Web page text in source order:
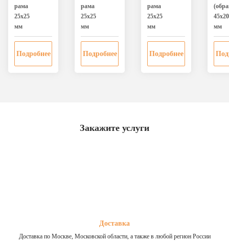
рама
25х25
мм
Подробнее
рама
25х25
мм
Подробнее
рама
25х25
мм
Подробнее
45х20
мм
Закажите услуги
Доставка
Доставка по Москве, Московской области, а также в любой регион России